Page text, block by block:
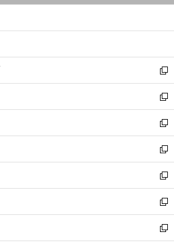
ン
ウ
開
く
新
し
い
ウ
ィ
ン
ド
ウ
で
開
く
新
し
い
ウ
ィ
ン
ド
ウ
で
開
く
新
し
い
ウ
ィ
ン
ド
ウ
で
開
新
し
い
ウ
ィ
ン
ド
新
し
い
ウ
ィ
新
し
い
新